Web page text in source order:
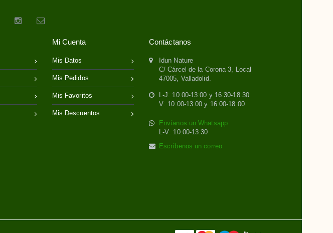
Mi Cuenta
Mis Datos
Mis Pedidos
Mis Favoritos
Mis Descuentos
Contáctanos
Idun Nature
C/ Cárcel de la Corona 3, Local
47005, Valladolid.
L-J: 10:00-13:00 y 16:30-18:30
V: 10:00-13:00 y 16:00-18:00
Envíanos un Whatsapp
L-V: 10:00-13:30
Escríbenos un correo